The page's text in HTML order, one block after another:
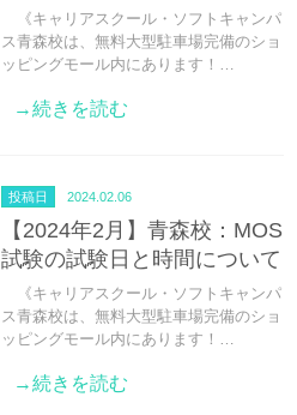
《キャリアスクール・ソフトキャンパ
ス青森校は、無料大型駐車場完備のショ
ッピングモール内にあります！…
→続きを読む
投稿日 2024.02.06
【2024年2月】青森校：MOS
試験の試験日と時間について
《キャリアスクール・ソフトキャンパ
ス青森校は、無料大型駐車場完備のショ
ッピングモール内にあります！…
→続きを読む